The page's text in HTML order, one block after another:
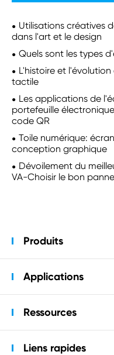
Utilisations créatives
dans l'art et le design
Quels sont les types
L'histoire et
tactile
Les applications de
portefeuille
code QR
Toile numérique:
conception graphique
Dévoilement du
VA-Choisir le bon
Produits
Applications
Ressources
Liens rapides